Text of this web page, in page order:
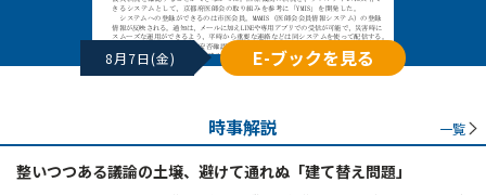
8月7日(金) E-ブックを見る
時事解説 一覧
整いつつある議論の土壌、避けて通れぬ「建て替え問題」